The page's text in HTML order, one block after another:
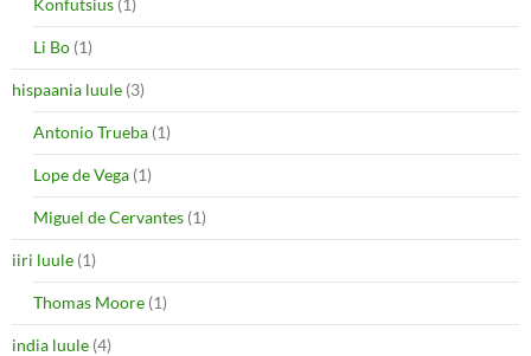
Konfutsius (1)
Li Bo (1)
hispaania luule (3)
Antonio Trueba (1)
Lope de Vega (1)
Miguel de Cervantes (1)
iiri luule (1)
Thomas Moore (1)
india luule (4)